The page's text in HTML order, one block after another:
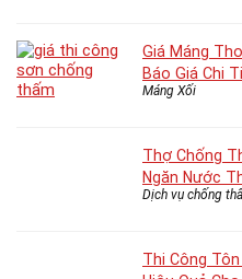
Giá Máng
Báo Giá Chi
Máng Xối
Thợ Chống
Ngăn Nước
Dịch vụ chống
Thi Công